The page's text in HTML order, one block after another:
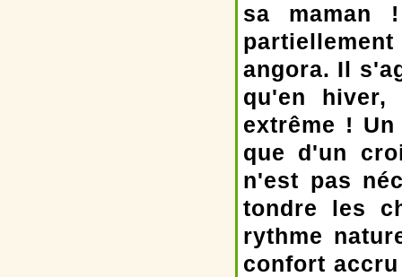
sa maman
angora. Il
qu'en
extrême !
que d'un
n'est pas
tondre les
rythme
confort